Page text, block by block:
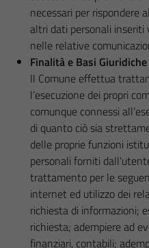
necessari per rispondere
altri dati personali
nelle relative
Finalità e Basi
Il Comune effettua
l’esecuzione dei propri
comunque connessi
di quanto ciò sia
delle proprie funzioni
personali forniti
trattamento per le
internet ed utilizzo dei
richiesta di informazioni;
richiesta; adempiere ad
finanziari, contabili;